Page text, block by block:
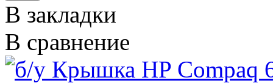
В закладки
В сравнение